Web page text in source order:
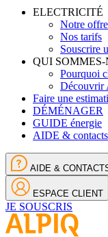
ELECTRICITÉ
Notre offre
Nos tarifs
Souscrire
QUI SOMMES-
Pourquoi
Découvrir
Faire une
DÉMÉNAGER
GUIDE énergie
AIDE & contacts
AIDE &
ESPACE CLIENT
JE SOUSCRIS